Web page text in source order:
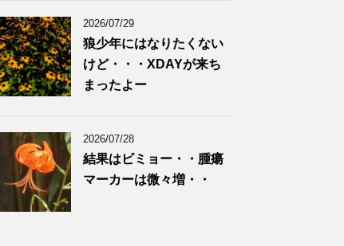
2026/07/29
狼少年にはなりたくない
けど・・・XDAYが来ち
まったよー
2026/07/28
結果はビミョー・・腫瘍
マーカーは微々増・・